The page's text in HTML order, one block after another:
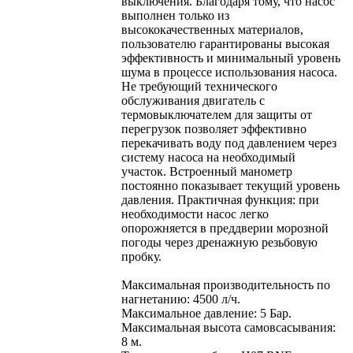
выполнен только из
высококачественных материалов,
пользователю гарантированы высокая
эффективность и минимальный уровень
шума в процессе использования насоса.
Не требующий технического
обслуживания двигатель с
термовыключателем для защиты от
перегрузок позволяет эффективно
перекачивать воду под давлением через
систему насоса на необходимый
участок. Встроенный манометр
постоянно показывает текущий уровень
давления. Практичная функция: при
необходимости насос легко
опорожняется в преддверии морозной
погоды через дренажную резьбовую
пробку.
Максимальная производительность по
нагнетанию: 4500 л/ч.
Максимальное давление: 5 Бар.
Максимальная высота самовсасывания:
8 м.